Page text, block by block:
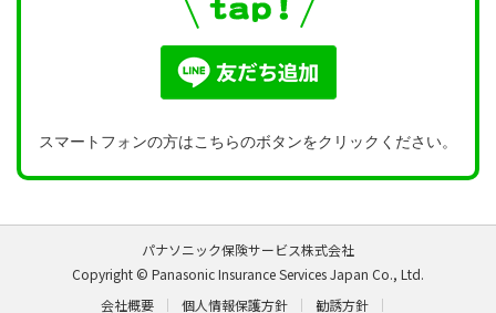
スマートフォンの方はこちらのボタンをクリックください。
パナソニック保険サービス株式会社
Copyright © Panasonic Insurance Services Japan Co., Ltd.
会社概要
個人情報保護方針 勧誘方針